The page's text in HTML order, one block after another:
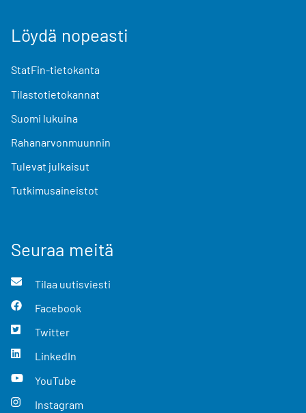
Löydä nopeasti
StatFin-tietokanta
Tilastotietokannat
Suomi lukuina
Rahanarvonmuunnin
Tulevat julkaisut
Tutkimusaineistot
Seuraa meitä
Tilaa uutisviesti
Facebook
Twitter
LinkedIn
YouTube
Instagram